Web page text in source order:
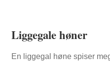
Liggegale høner
En liggegal høne spiser